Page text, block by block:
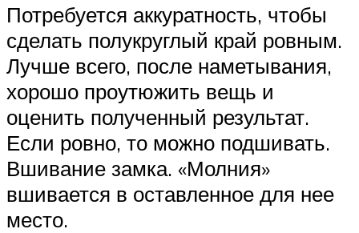
Потребуется аккуратность, чтобы
сделать полукруглый край ровным.
Лучше всего, после наметывания,
хорошо проутюжить вещь и
оценить полученный результат.
Если ровно, то можно подшивать.
Вшивание замка. «Молния»
вшивается в оставленное для нее
место.